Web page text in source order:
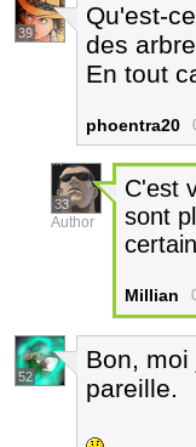
39
Qu'est-
des
En tout
phoentra20
33
Author
C'est
sont
Millian
52
Bon,
pareille.